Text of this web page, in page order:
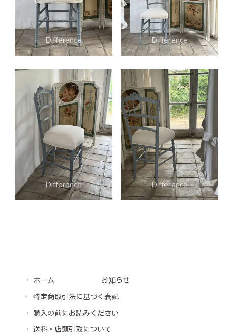
ホーム
お知らせ
特定商取引法に基づく表記
購入の前にお読みください
送料・店頭引取について